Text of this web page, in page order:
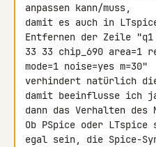
anpassen kann/muss,
damit es auch in
Entfernen der Zeile "q1
33 33 chip_690 area=1
mode=1 noise=yes m=30"
verhindert natürlich
damit beeinflusse ich
dann das Verhalten
Ob PSpice oder
egal sein, die Spice-